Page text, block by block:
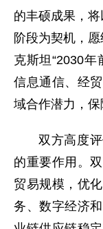
的丰硕成果，
阶段为契机，
克斯坦“2030年
信息通信、经
域合作潜力，保
双方高度
的重要作用。
贸易规模，优
务、数字经济